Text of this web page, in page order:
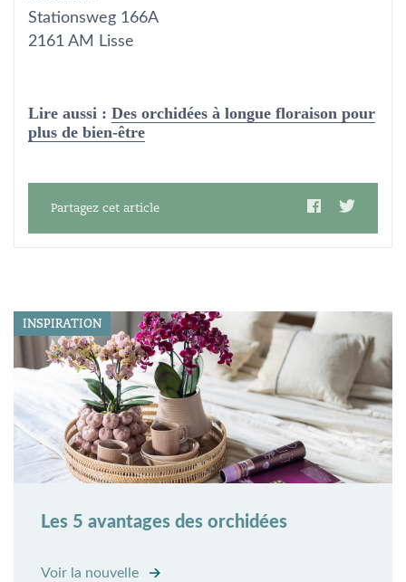
Stationsweg 166A
2161 AM Lisse
Lire aussi : Des orchidées à longue floraison pour
plus de bien-être
Partagez cet article
INSPIRATION
Les 5 avantages des orchidées
Voir la nouvelle